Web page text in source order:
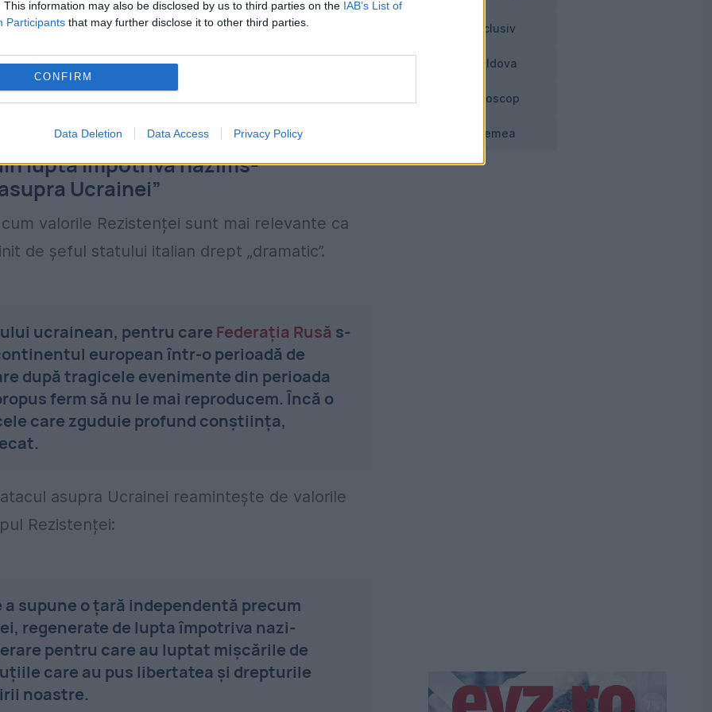
This information may also be disclosed by us to third parties on the IAB’s List of
Participants that may further disclose it to other third parties.
CONFIRM
Data Deletion Data Access Privacy Policy
al ANPI, Asociația Națională a
transmis un mesaj adresat lui Gianfranco
lupta împotriva nazims-
Ucrainei”
valorile Rezistenței sunt mai relevante ca
de șeful statului italian drept „dramatic”.
ucrainean, pentru care Federația Rusă s-
european într-o perioadă de
după tragicele evenimente din perioada
ferm să nu le mai reproducem. Încă o
care zguduie profund conștiința,
asupra Ucrainei reaminteşte de valorile
Rezistenței:
supune o țară independentă precum
regenerate de lupta împotriva nazi-
pentru care au luptat mișcările de
care au pus libertatea și drepturile
noastre.
Exclusiv
Moldova
Horoscop
Vremea